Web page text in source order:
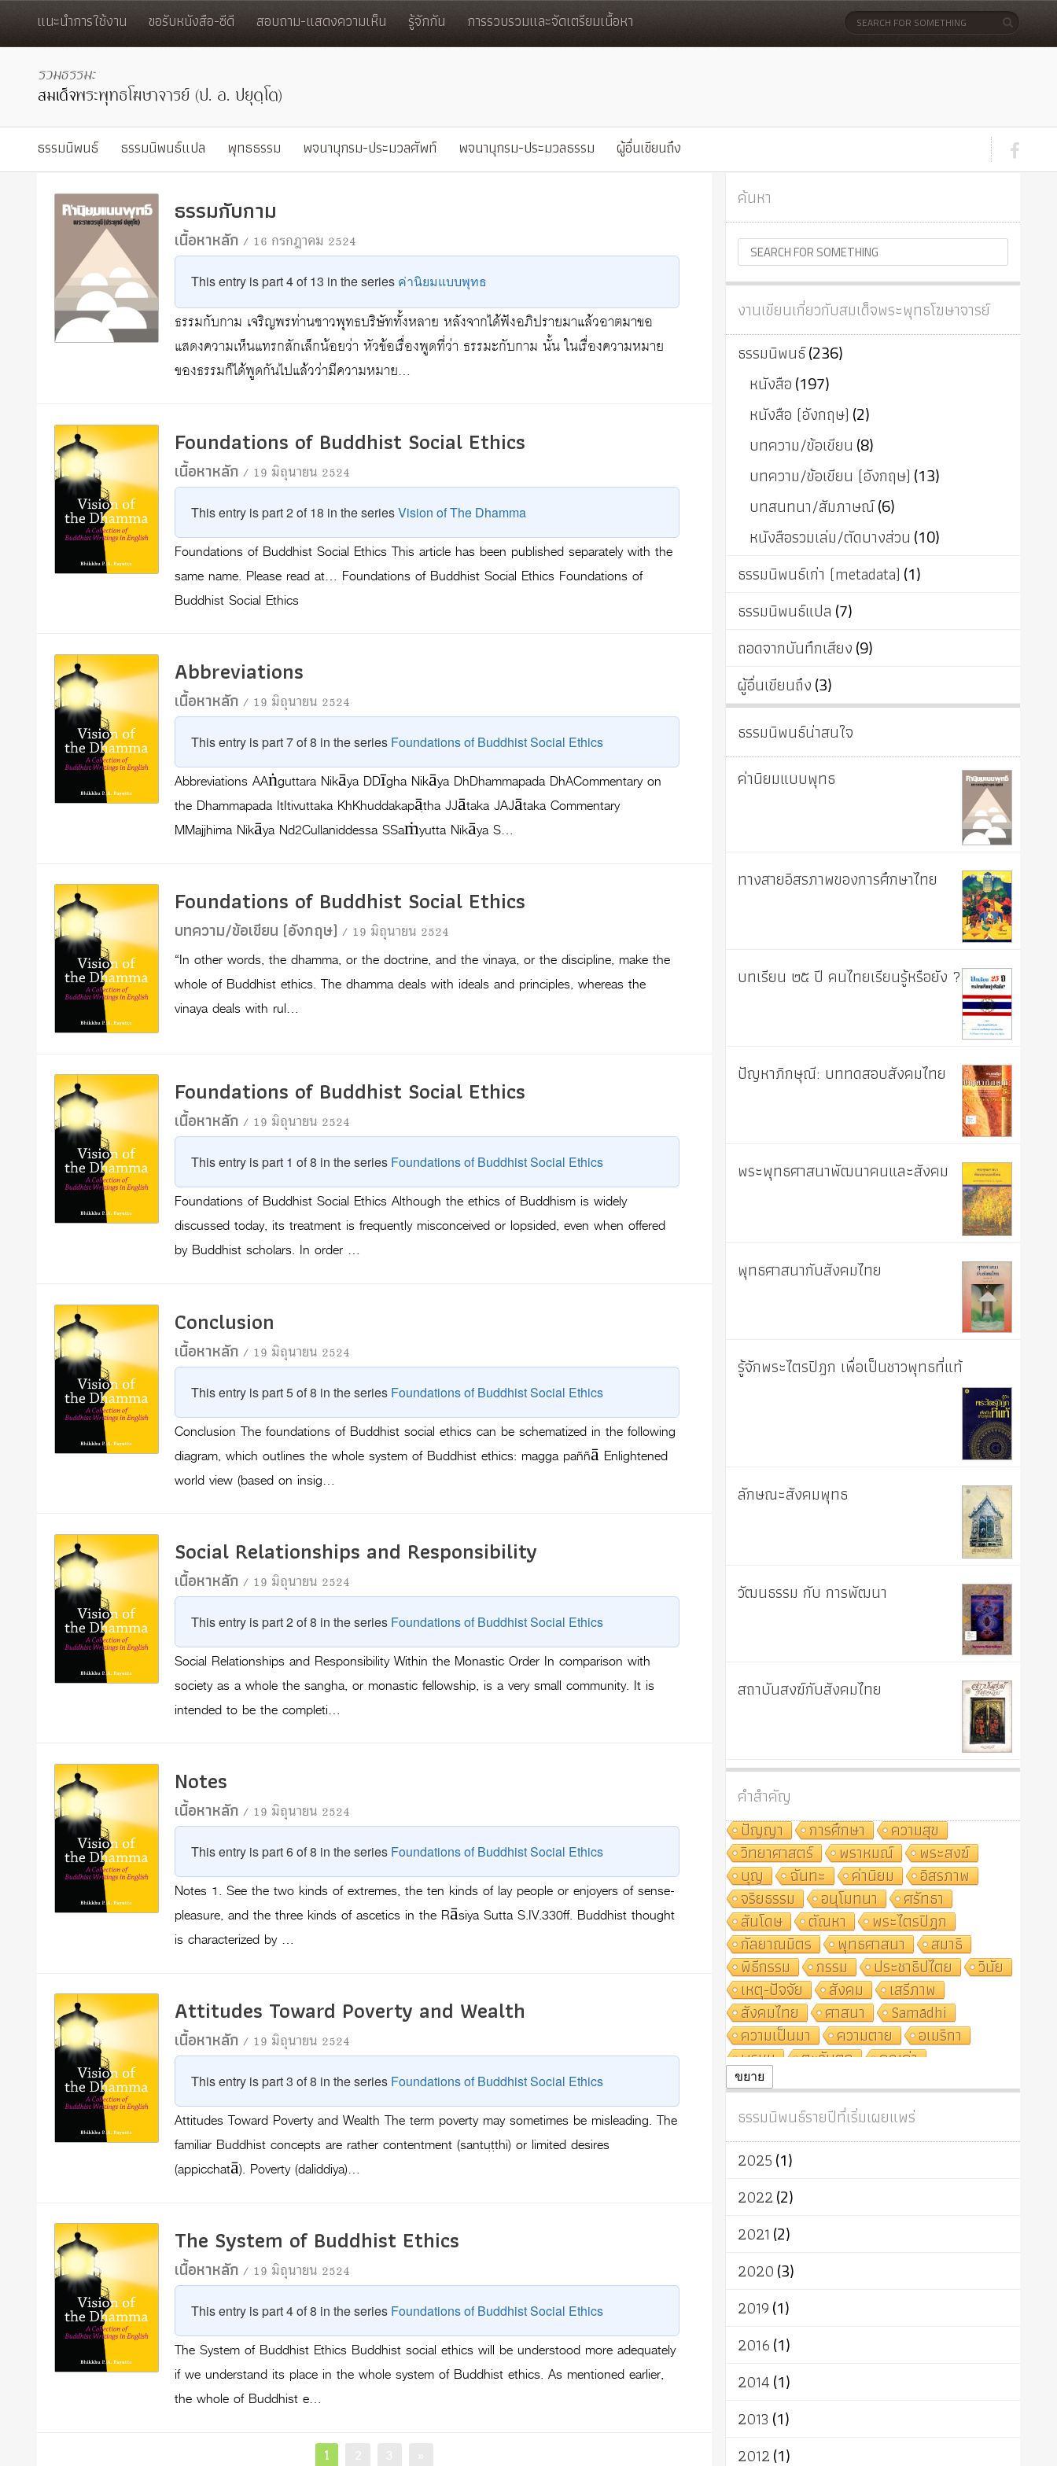
แนะนำการใช้งาน ขอรับหนังสือ-ซีดี สอบถาม-แสดงความเห็น รู้จักกัน การรวบรวมและจัดเตรียมเนื้อหา
ธรรมนิพนธ์ ธรรมนิพนธ์แปล พุทธธรรม พจนานุกรม-ประมวลศัพท์ พจนานุกรม-ประมวลธรรม ผู้อื่นเขียนถึง
ธรรมกับกาม
เนื้อหาหลัก/ 16 กรกฎาคม 2524
This entry is part 4 of 13 in the series ค่านิยมแบบพุทธ
ธรรมกับกาม เจริญพรท่านชาวพุทธบริษัททั้งหลาย หลังจากได้ฟังอภิปรายมาแล้วอาตมาขอ
แสดงความเห็นแทรกสักเล็กน้อยว่า หัวข้อเรื่องพูดที่ว่า ธรรมะกับกาม นั้น ในเรื่องความหมาย
ของธรรมก็ได้พูดกันไปแล้วว่ามีความหมาย…
Foundations of Buddhist Social Ethics
เนื้อหาหลัก/ 19 มิถุนายน 2524
This entry is part 2 of 18 in the seriesVision of The Dhamma
Foundations of Buddhist Social Ethics This article has been published separately with the
same name. Please read at… Foundations of Buddhist Social Ethics Foundations of
Buddhist Social Ethics
Abbreviations
เนื้อหาหลัก/ 19 มิถุนายน 2524
This entry is part 7 of 8 in the series Foundations of Buddhist Social Ethics
Abbreviations AAṅguttara Nikāya DDīgha Nikāya DhDhammapada DhACommentary on
the Dhammapada ItItivuttaka KhKhuddakapāṭha JJātaka JAJātaka Commentary
MMajjhima Nikāya Nd2Cullaniddessa SSaṁyutta Nikāya S…
Foundations of Buddhist Social Ethics
บทความ/ข้อเขียน (อังกฤษ) / 19 มิถุนายน 2524
“In other words, the dhamma, or the doctrine, and the vinaya, or the discipline, make the
whole of Buddhist ethics. The dhamma deals with ideals and principles, whereas the
vinaya deals with rul…
Foundations of Buddhist Social Ethics
เนื้อหาหลัก/ 19 มิถุนายน 2524
This entry is part 1 of 8 in the series Foundations of Buddhist Social Ethics
Foundations of Buddhist Social Ethics Although the ethics of Buddhism is widely
discussed today, its treatment is frequently misconceived or lopsided, even when offered
by Buddhist scholars. In order …
Conclusion
เนื้อหาหลัก/ 19 มิถุนายน 2524
This entry is part 5 of 8 in the series Foundations of Buddhist Social Ethics
Conclusion The foundations of Buddhist social ethics can be schematized in the following
diagram, which outlines the whole system of Buddhist ethics: magga paññā Enlightened
world view (based on insig…
Social Relationships and Responsibility
เนื้อหาหลัก/ 19 มิถุนายน 2524
This entry is part 2 of 8 in the series Foundations of Buddhist Social Ethics
Social Relationships and Responsibility Within the Monastic Order In comparison with
society as a whole the sangha, or monastic fellowship, is a very small community. It is
intended to be the completi…
Notes
เนื้อหาหลัก/ 19 มิถุนายน 2524
This entry is part 6 of 8 in the series Foundations of Buddhist Social Ethics
Notes 1. See the two kinds of extremes, the ten kinds of lay people or enjoyers of sense-
pleasure, and the three kinds of ascetics in the Rāsiya Sutta S.IV.330ff. Buddhist thought
is characterized by …
Attitudes Toward Poverty and Wealth
เนื้อหาหลัก/ 19 มิถุนายน 2524
This entry is part 3 of 8 in the series Foundations of Buddhist Social Ethics
Attitudes Toward Poverty and Wealth The term poverty may sometimes be misleading. The
familiar Buddhist concepts are rather contentment (santuṭṭhi) or limited desires
(appicchatā). Poverty (daliddiya)…
The System of Buddhist Ethics
เนื้อหาหลัก/ 19 มิถุนายน 2524
This entry is part 4 of 8 in the series Foundations of Buddhist Social Ethics
The System of Buddhist Ethics Buddhist social ethics will be understood more adequately
if we understand its place in the whole system of Buddhist ethics. As mentioned earlier,
the whole of Buddhist e…
Page
1
ค้นหา
งานเขียนเกี่ยวกับสมเด็จพระพุทธโฆษาจารย์
ธรรมนิพนธ์(236)
หนังสือ(197)
หนังสือ (อังกฤษ) (2)
บทความ/ข้อเขียน (8)
บทความ/ข้อเขียน (อังกฤษ) (13)
บทสนทนา/สัมภาษณ์(6)
หนังสือรวมเล่ม/ตัดบางส่วน (10)
ธรรมนิพนธ์เก่า (metadata) (1)
ธรรมนิพนธ์แปล (7)
ถอดจากบันทึกเสียง(9)
ผู้อื่นเขียนถึง(3)
ธรรมนิพนธ์น่าสนใจ
ค่านิยมแบบพุทธ
ทางสายอิสรภาพของการศึกษาไทย
บทเรียน ๒๕ ปี คนไทยเรียนรู้หรือยัง ?
ปัญหาภิกษุณี: บททดสอบสังคมไทย
พระพุทธศาสนาพัฒนาคนและสังคม
พุทธศาสนากับสังคมไทย
รู้จักพระไตรปิฎก เพื่อเป็นชาวพุทธที่แท้
ลักษณะสังคมพุทธ
วัฒนธรรม กับ การพัฒนา
สถาบันสงฆ์กับสังคมไทย
คำสำคัญ
ปัญญา
การศึกษา
ความสุข
วิทยาศาสตร์
พราหมณ์
พระสงฆ์
บุญ
ฉันทะ ค่านิยม
อิสรภาพ
จริยธรรม
อนุโมทนา
ศรัทธา
สันโดษ
ตัณหา
พระไตรปิฎก
กัลยาณมิตร
พุทธศาสนา
สมาธิ
พิธีกรรม
กรรม ประชาธิปไตย
วินัย
เหตุ-ปัจจัย
สังคม
เสรีภาพ
สังคมไทย
ศาสนา
Samādhi
ความเป็นมา
ความตาย
อเมริกา
พรหม
ตะวันตก
คุณค่า
ปฏิจจสมุปบาท
ศาสนาประจำชาติ
ผู้บริโภค
ธรรมาธิปไตย
การแยกรัฐกับศาสนา
ธรรมชาติ
เทคโนโลยี
พุทธบริษัท
วัฒนธรรม
ขยาย
ธรรมนิพนธ์รายปีที่เริ่มเผยแพร่
2025(1)
2022(2)
2021 (2)
2020(3)
2019(1)
2016(1)
2014(1)
2013 (1)
2012(1)